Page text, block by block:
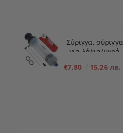
Σύριγγα, σύριγγα
για λάδια/υγρά
€7.80 15.26 лв.